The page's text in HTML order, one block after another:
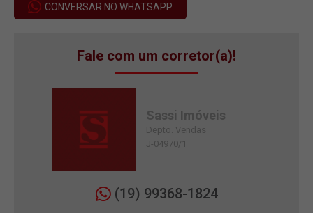
CONVERSAR NO WHATSAPP
Fale com um corretor(a)!
Sassi Imóveis
Depto. Vendas
J-04970/1
(19) 99368-1824